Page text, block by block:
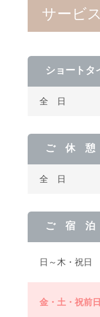
サービ
ショートタ
全 日
ご 休 憩
全 日
ご 宿 泊
日～木・祝日
金・土・祝前日